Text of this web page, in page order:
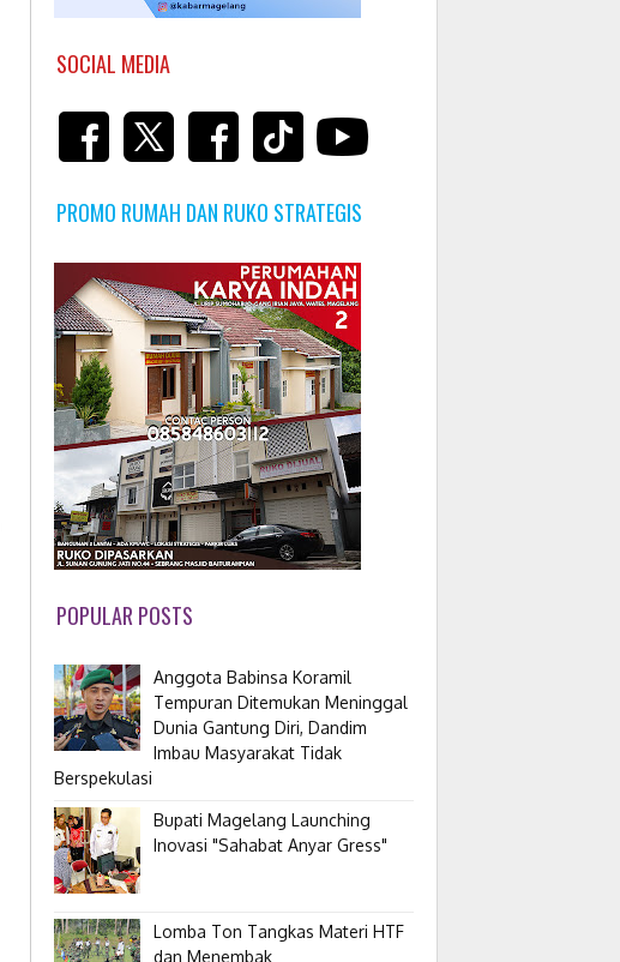
SOCIAL MEDIA
PROMO RUMAH DAN RUKO STRATEGIS
POPULAR POSTS
Anggota Babinsa Koramil
Tempuran Ditemukan Meninggal
Dunia Gantung Diri, Dandim
Imbau Masyarakat Tidak
Berspekulasi
Bupati Magelang Launching
Inovasi "Sahabat Anyar Gress"
Lomba Ton Tangkas Materi HTF
dan Menembak